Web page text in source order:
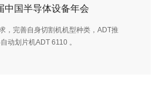
中国半导体设备年会
，完善自身切割机机型种类，ADT推
动划片机ADT 6110 。